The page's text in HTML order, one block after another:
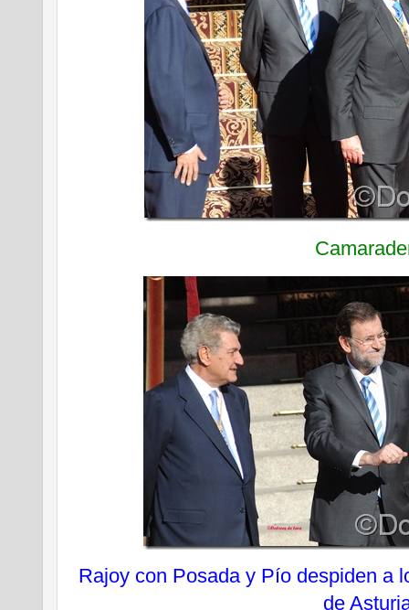
Rajoy con Posada y Pío despiden a
de